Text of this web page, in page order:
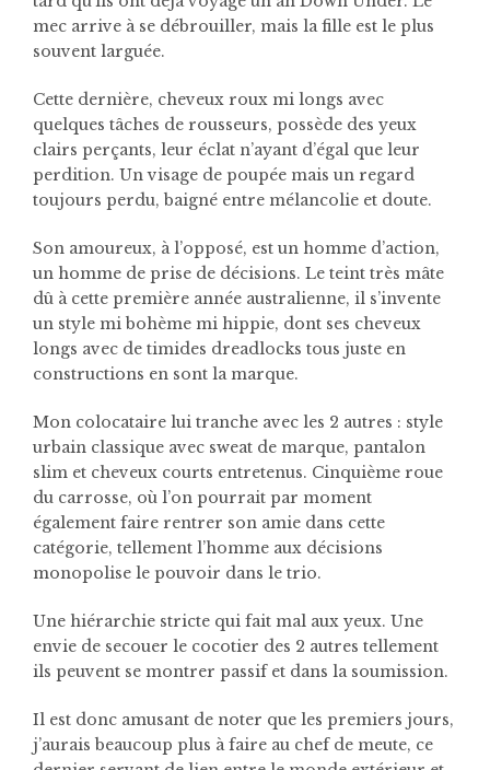
mec arrive à se débrouiller, mais la fille est le plus
souvent larguée.
Cette dernière, cheveux roux mi longs avec
quelques tâches de rousseurs, possède des yeux
clairs perçants, leur éclat n’ayant d’égal que leur
perdition. Un visage de poupée mais un regard
toujours perdu, baigné entre mélancolie et doute.
Son amoureux, à l’opposé, est un homme d’action,
un homme de prise de décisions. Le teint très mâte
dû à cette première année australienne, il s’invente
un style mi bohème mi hippie, dont ses cheveux
longs avec de timides dreadlocks tous juste en
constructions en sont la marque.
Mon colocataire lui tranche avec les 2 autres : style
urbain classique avec sweat de marque, pantalon
slim et cheveux courts entretenus. Cinquième roue
du carrosse, où l’on pourrait par moment
également faire rentrer son amie dans cette
catégorie, tellement l’homme aux décisions
monopolise le pouvoir dans le trio.
Une hiérarchie stricte qui fait mal aux yeux. Une
envie de secouer le cocotier des 2 autres tellement
ils peuvent se montrer passif et dans la soumission.
Il est donc amusant de noter que les premiers jours,
j’aurais beaucoup plus à faire au chef de meute, ce